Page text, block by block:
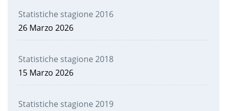
Statistiche stagione 2016
26 Marzo 2026
Statistiche stagione 2018
15 Marzo 2026
Statistiche stagione 2019